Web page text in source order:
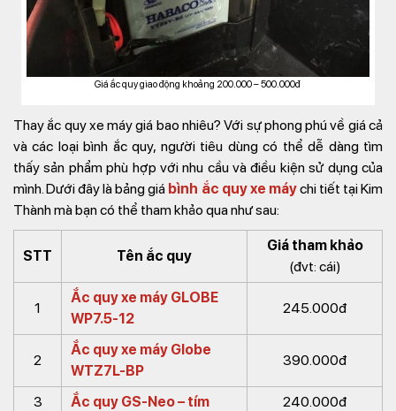
Giá ắc quy giao động khoảng 200.000 – 500.000đ
Thay ắc quy xe máy giá bao nhiêu? Với sự phong phú về giá cả
và các loại bình ắc quy, người tiêu dùng có thể dễ dàng tìm
thấy sản phẩm phù hợp với nhu cầu và điều kiện sử dụng của
mình. Dưới đây là bảng giá bình ắc quy xe máychi tiết tại Kim
Thành mà bạn có thể tham khảo qua như sau:
STT Tên ắc quy
Giá tham khảo
(đvt: cái)
1
Ắc quy xe máy GLOBE
WP7.5-12
245.000đ
2
Ắc quy xe máy Globe
WTZ7L-BP
390.000đ
3 Ắc quy GS-Neo – tím
240.000đ